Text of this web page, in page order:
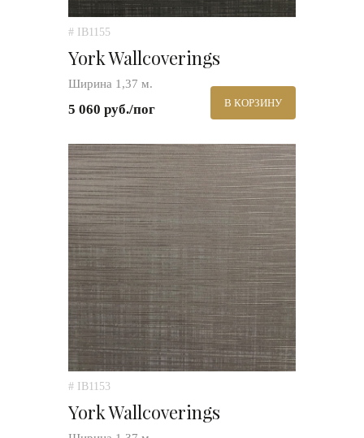
# IB1155
York Wallcoverings
Ширина 1,37 м.
5 060 руб./пог В КОРЗИНУ
# IB1153
York Wallcoverings